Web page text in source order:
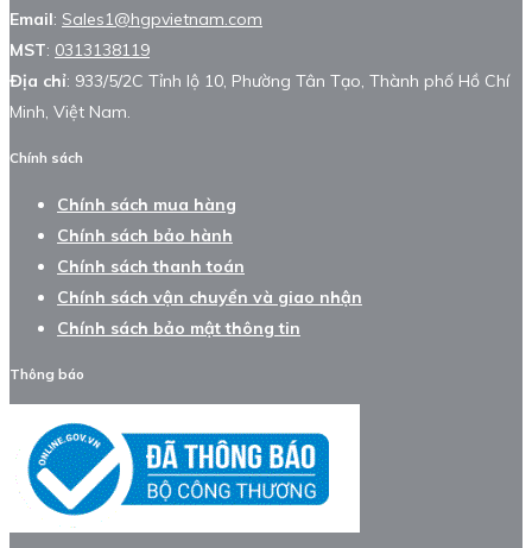
Email: Sales1@hgpvietnam.com
MST: 0313138119
Địa chỉ: 933/5/2C Tỉnh lộ 10, Phường Tân Tạo, Thành phố Hồ Chí
Minh, Việt Nam.
Chính sách
Chính sách mua hàng
Chính sách bảo hành
Chính sách thanh toán
Chính sách vận chuyển và giao nhận
Chính sách bảo mật thông tin
Thông báo